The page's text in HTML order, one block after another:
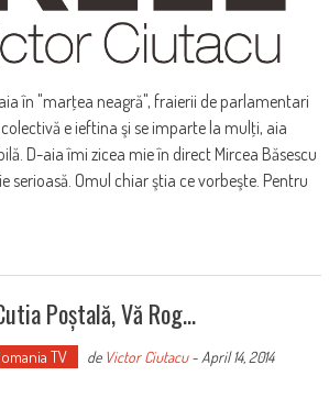
în "marţea neagră", fraierii de parlamentari
e ieftina şi se imparte la mulţi, aia
D-aia îmi zicea mie în direct Mircea Băsescu
serioasă. Omul chiar ştia ce vorbeşte. Pentru
Poștală, Vă Rog…
TV de Victor Ciutacu-April 14, 2014